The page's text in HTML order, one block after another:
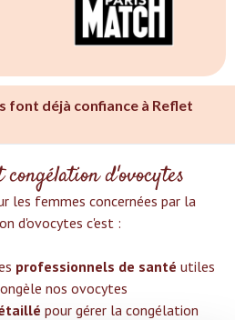
font déjà confiance à Reflet
d'ovocytes
les femmes concernées par la
d'ovocytes c'est :‍
professionnels de santé utiles
nos ovocytes
pour gérer la congélation